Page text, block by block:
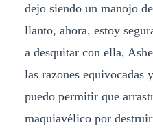
dejo siendo un manojo
llanto, ahora, estoy
a desquitar con ella,
las razones equivocadas
puedo permitir que
maquiavélico por